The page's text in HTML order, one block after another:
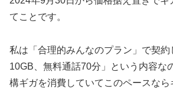
てことです。
私は「合理的みんなのプラン」で契約
10GB、無料通話70分」という内容な
構ギガを消費していてこのペースなら